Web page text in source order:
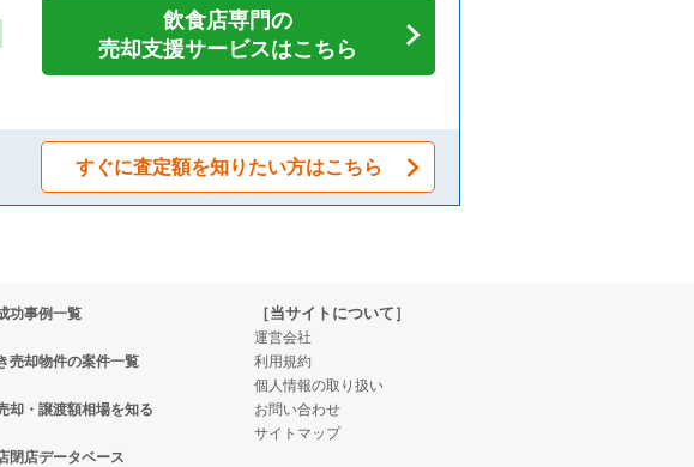
飲食店専門の
売却支援サービスはこちら
すぐに査定額を知りたい方はこちら
功事例一覧
売却物件の案件一覧
却・譲渡額相場を知る
閉店データベース
［当サイトについて］
運営会社
利用規約
個人情報の取り扱い
お問い合わせ
サイトマップ